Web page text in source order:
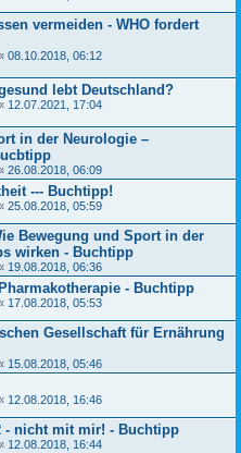
vermeiden - WHO fordert
08.10.2018, 06:12
lebt Deutschland?
12.07.2021, 17:04
in der Neurologie –
26.08.2018, 06:09
--- Buchtipp!
25.08.2018, 05:59
Bewegung und Sport in der
wirken - Buchtipp
19.08.2018, 06:36
- Buchtipp
17.08.2018, 05:53
Gesellschaft für Ernährung
15.08.2018, 05:46
12.08.2018, 16:46
- nicht mit mir! - Buchtipp
12.08.2018, 16:44